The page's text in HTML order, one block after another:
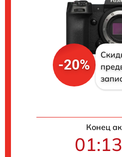
-20%
Конец